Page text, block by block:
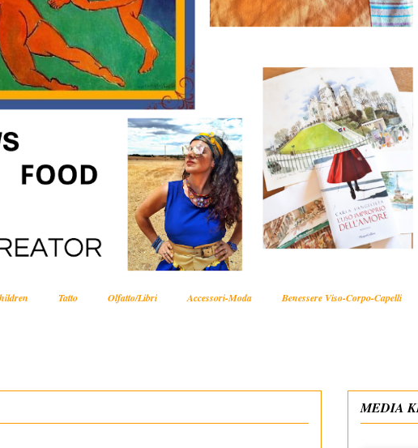
Tatto Olfatto/Libri Accessori-Moda Benessere Viso-Corpo-Capelli
MEDIA